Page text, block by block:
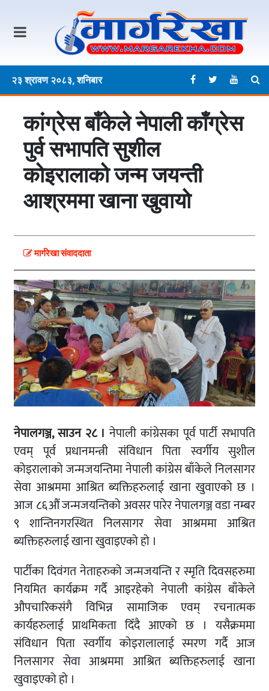
२३ श्रावण २०८३, शनिबार
कांग्रेस बाँकेले नेपाली काँग्रेस
पुर्व सभापति सुशील
कोइरालाको जन्म जयन्ती
आश्रममा खाना खुवायो
मार्गरेखा संवाददाता
नेपालगञ्ज, साउन २८ । नेपाली कांग्रेसका पूर्व पार्टी सभापति
एवम् पूर्व प्रधानमन्त्री संविधान पिता स्वर्गीय सुशील
कोइरालाको जन्मजयन्तिमा नेपाली कांग्रेस बाँकेले निलसागर
सेवा आश्रममा आश्रित ब्यक्तिहरुलाई खाना खुवाएको छ ।
आज ८६औं जन्मजयन्तिको अवसर पारेर नेपालगञ्ज वडा नम्बर
९ शान्तिनगरस्थित निलसागर सेवा आश्रममा आश्रित
ब्यक्तिहरुलाई खाना खुवाइएको हो ।
पार्टीका दिवंगत नेताहरुको जन्मजयन्ति र स्मृति दिवसहरुमा
नियमित कार्यक्रम गर्दै आइरहेको नेपाली कांग्रेस बाँकेले
औपचारिकसंगै विभिन्न सामाजिक एवम् रचनात्मक
कार्यहरुलाई प्राथमिकता दिँदै आएको छ । यसैक्रममा
संविधान पिता स्वर्गीय कोइरालालाई स्मरण गर्दै आज
निलसागर सेवा आश्रममा आश्रित ब्यक्तिहरुलाई खाना
खुवाइएको हो ।